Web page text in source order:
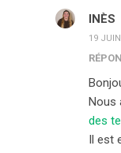
INÈS
19
Nous
des
Il est